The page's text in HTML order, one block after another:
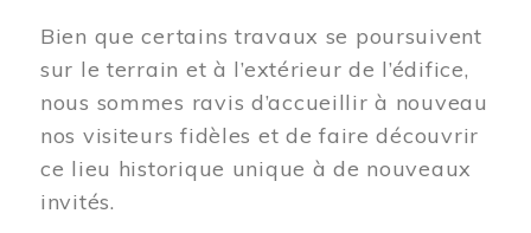
Bien que certains travaux se poursuivent
sur le terrain et à l’extérieur de l’édifice,
nous sommes ravis d’accueillir à nouveau
nos visiteurs fidèles et de faire découvrir
ce lieu historique unique à de nouveaux
invités.